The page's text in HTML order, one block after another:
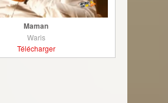
Maman
Waris
Télécharger